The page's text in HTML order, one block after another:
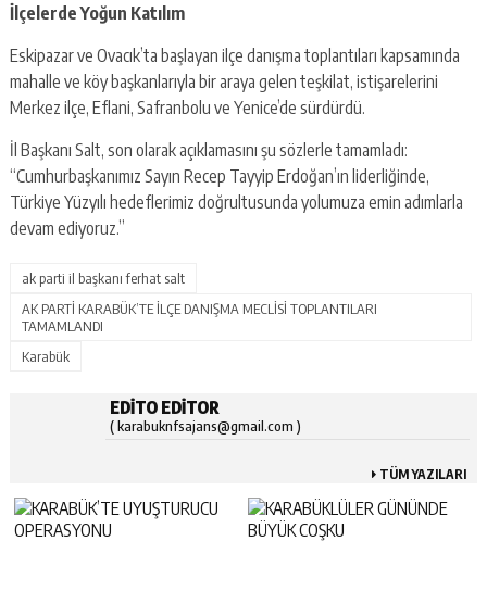
İlçelerde Yoğun Katılım
Eskipazar ve Ovacık’ta başlayan ilçe danışma toplantıları kapsamında
mahalle ve köy başkanlarıyla bir araya gelen teşkilat, istişarelerini
Merkez ilçe, Eflani, Safranbolu ve Yenice’de sürdürdü.
İl Başkanı Salt, son olarak açıklamasını şu sözlerle tamamladı:
“Cumhurbaşkanımız Sayın Recep Tayyip Erdoğan’ın liderliğinde,
Türkiye Yüzyılı hedeflerimiz doğrultusunda yolumuza emin adımlarla
devam ediyoruz.”
ak parti il başkanı ferhat salt
AK PARTİ KARABÜK’TE İLÇE DANIŞMA MECLİSİ TOPLANTILARI
TAMAMLANDI
Karabük
EDITO EDITOR
( karabuknfsajans@gmail.com )
TÜM YAZILARI